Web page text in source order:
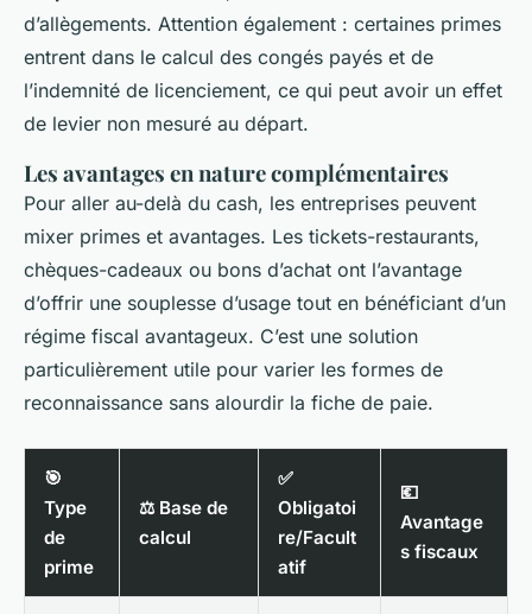
d’allègements. Attention également : certaines primes
entrent dans le calcul des congés payés et de
l’indemnité de licenciement, ce qui peut avoir un effet
de levier non mesuré au départ.
Les avantages en nature complémentaires
Pour aller au-delà du cash, les entreprises peuvent
mixer primes et avantages. Les tickets-restaurants,
chèques-cadeaux ou bons d’achat ont l’avantage
d’offrir une souplesse d’usage tout en bénéficiant d’un
régime fiscal avantageux. C’est une solution
particulièrement utile pour varier les formes de
reconnaissance sans alourdir la fiche de paie.
🎯
Type
de
prime
⚖️ Base de
calcul
✅
Obligatoi
re/Facult
atif
💶
Avantage
s fiscaux